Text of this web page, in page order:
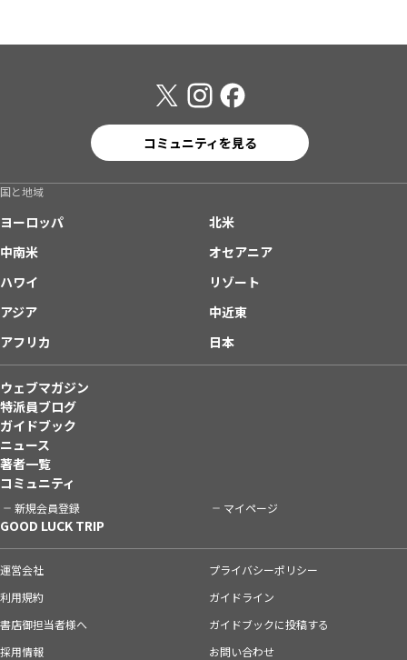
コミュニティを見る
国と地域
ヨーロッパ
北米
中南米
オセアニア
ハワイ
リゾート
アジア
中近東
アフリカ
日本
ウェブマガジン
特派員ブログ
ガイドブック
ニュース
著者一覧
コミュニティ
新規会員登録 マイページ
GOOD LUCK TRIP
運営会社
プライバシーポリシー
利用規約
ガイドライン
書店御担当者様へ
ガイドブックに投稿する
採用情報
お問い合わせ